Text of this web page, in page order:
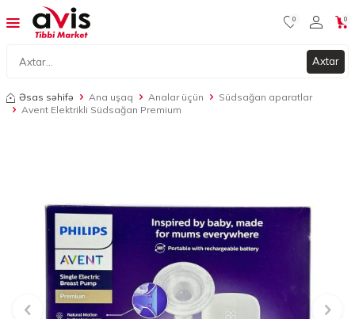
Axtar
0 0
Əsas səhifə Ana uşaq Analar üçün
Südsağan aparatlar
Avent Elektrikli Südsağan Premium